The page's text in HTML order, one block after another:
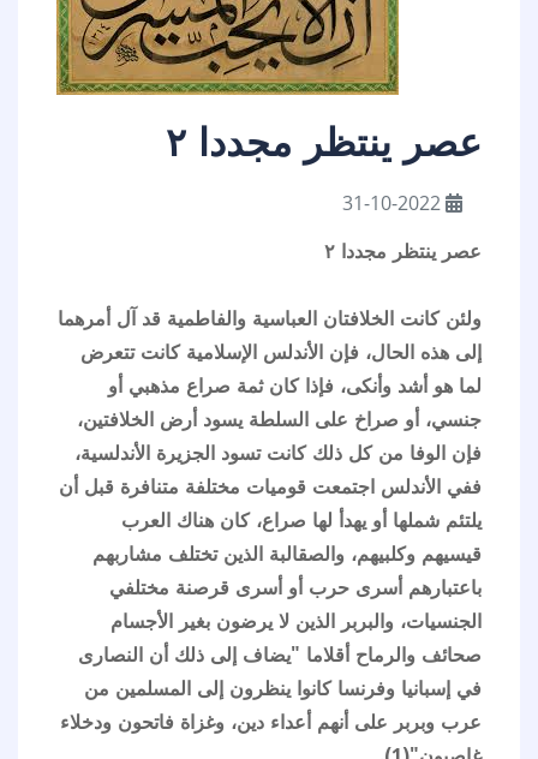
عصر ينتظر مجددا ٢
عصر ينتظر مجددا ٢
ولئن كانت الخلافتان العباسية والفاطمية قد آل أمرهما
إلى هذه الحال، فإن الأندلس الإسلامية كانت تتعرض
لما هو أشد وأنكى، فإذا كان ثمة صراع مذهبي أو
جنسي، أو صراخ على السلطة يسود أرض الخلافتين،
فإن الوفا من كل ذلك كانت تسود الجزيرة الأندلسية،
ففي الأندلس اجتمعت قوميات مختلفة متنافرة قبل أن
يلتئم شملها أو يهدأ لها صراع، كان هناك العرب
قيسيهم وكلبيهم، والصقالبة الذين تختلف مشاربهم
باعتبارهم أسرى حرب أو أسرى قرصنة مختلفي
الجنسيات، والبربر الذين لا يرضون بغير الأجسام
صحائف والرماح أقلاما "يضاف إلى ذلك أن النصارى
في إسبانيا وفرنسا كانوا ينظرون إلى المسلمين من
عرب وبربر على أنهم أعداء دين، وغزاة فاتحون ودخلاء